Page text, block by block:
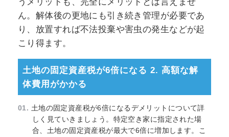
うメリットも、完全にメリットとは言えませ
ん。解体後の更地にも引き続き管理が必要であ
り、放置すれば不法投棄や害虫の発生などが起
こり得ます。
​土地の固定資産税が6倍になる 2. 高額な解
体費用がかかる
土地の固定資産税が6倍になるデメリットについて詳
しく見ていきましょう。特定空き家に指定された場
合、土地の固定資産税が最大で6倍に増加します。こ